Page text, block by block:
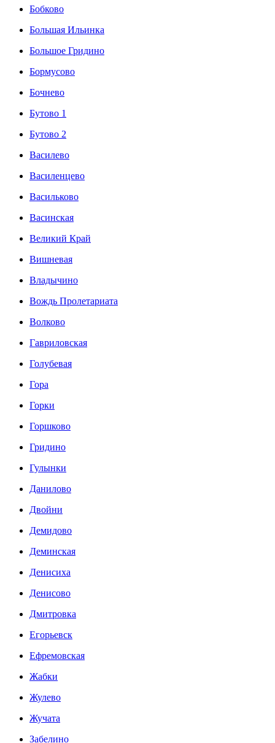
Бобково
Большая Ильинка
Большое Гридино
Бормусово
Бочнево
Бутово 1
Бутово 2
Василево
Василенцево
Васильково
Васинская
Великий Край
Вишневая
Владычино
Вождь Пролетариата
Волково
Гавриловская
Голубевая
Гора
Горки
Горшково
Гридино
Гулынки
Данилово
Двойни
Демидово
Деминская
Денисиха
Денисово
Дмитровка
Егорьевск
Ефремовская
Жабки
Жулево
Жучата
Забелино